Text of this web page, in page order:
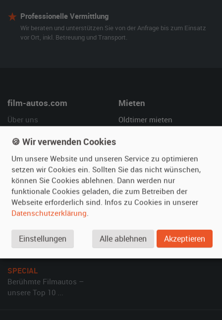
Professionelle Vermittlung
Wir beraten und unterstützen Sie von der Anfrage bis zum Einsatz
vor Ort, inkl. Betreuung und Transport.
film-autos.com
Über uns
Referenzen
Kundenmeinungen
Mieten
Oldtimer mieten
Service
Vermieten
Oldtimer anmelden
Fotos senden
Fragen für Vermieter
Inserat verwalten
Hilfe
Häufige Fragen (FAQ)
Kontakt
SPECIAL
Berühmte Filmautos –
unsere Top 10 ...
🍪 Wir verwenden Cookies
Um unsere Website und unseren Service zu optimieren
setzen wir Cookies ein. Sollten Sie das nicht wünschen,
können Sie Cookies ablehnen. Dann werden nur
funktionale Cookies geladen, die zum Betreiben der
Webseite erforderlich sind. Infos zu Cookies in unserer
Datenschutzerklärung.
Einstellungen Alle ablehnen Akzeptieren